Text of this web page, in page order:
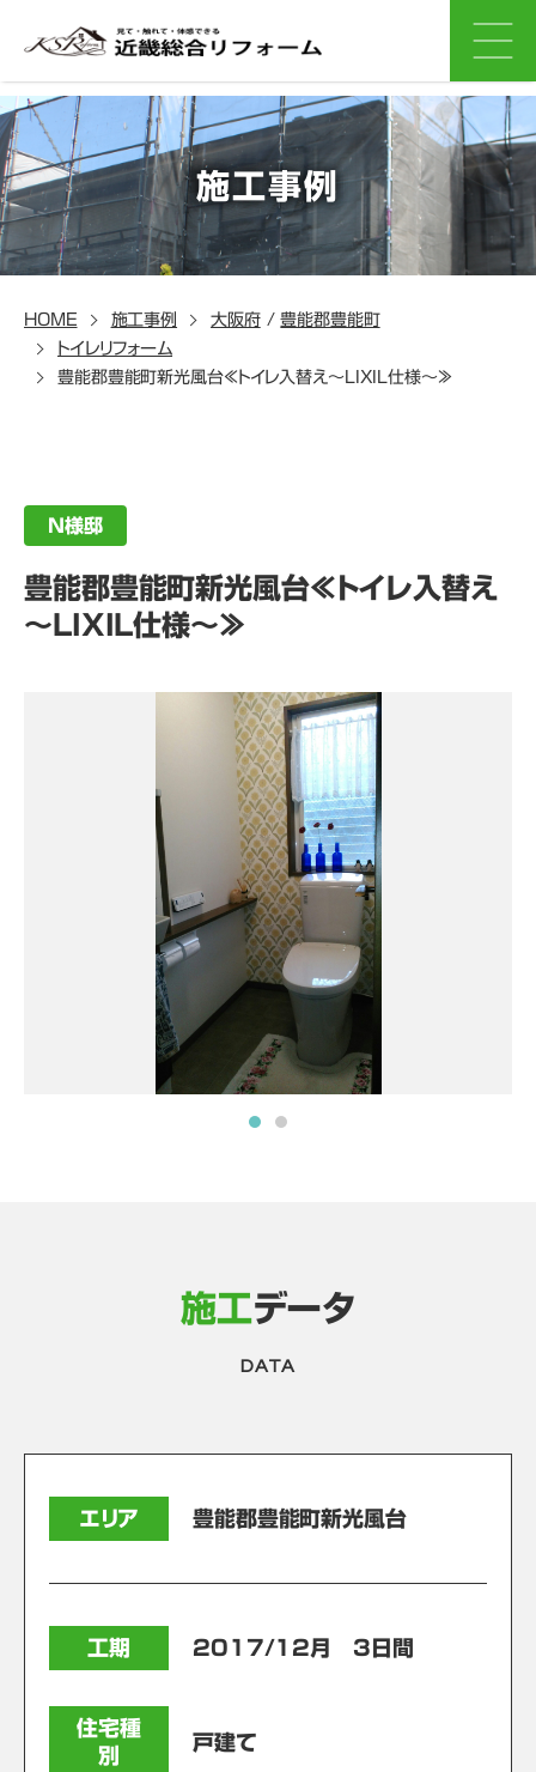
施工事例
HOME 施工事例 大阪府/豊能郡豊能町
トイレリフォーム
豊能郡豊能町新光風台≪トイレ入替え～LIXIL仕様～≫
N様邸
豊能郡豊能町新光風台≪トイレ入替え
～LIXIL仕様～≫
施工データ
DATA
エリア 豊能郡豊能町新光風台
工期 2017/12月 3日間
住宅種
別
戸建て